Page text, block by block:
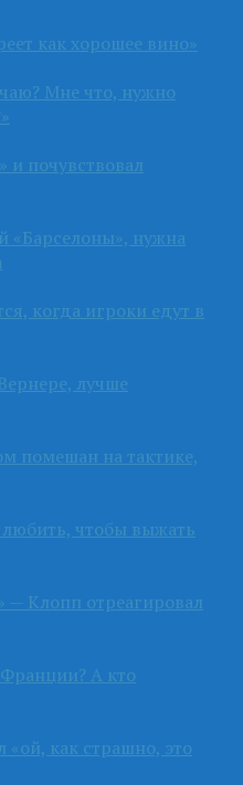
как хорошее вино»
Мне что, нужно
и почувствовал
«Барселоны», нужна
когда игроки едут в
лучше
помешан на тактике,
чтобы выжать
— Клопп отреагировал
А кто
как страшно, это